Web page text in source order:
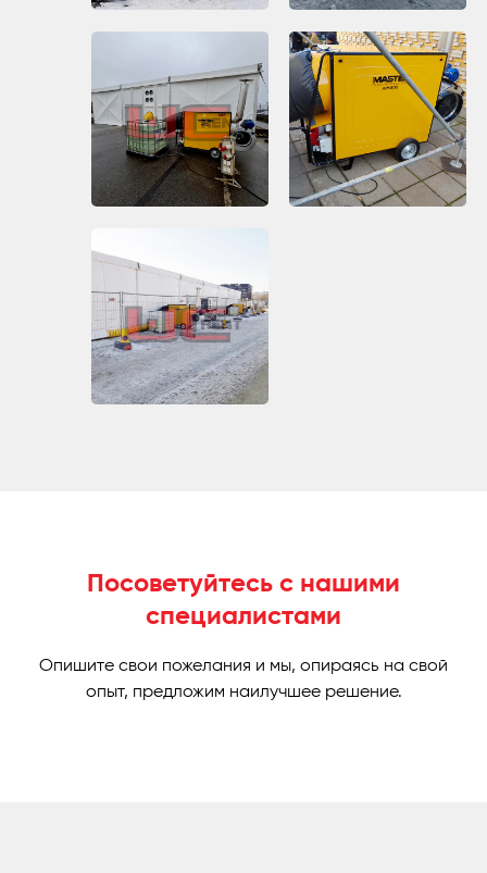
Посоветуйтесь с нашими
специалистами
Опишите свои пожелания и мы, опираясь на свой
опыт, предложим наилучшее решение.